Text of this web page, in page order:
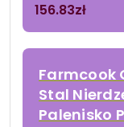
156.83zł
Farmcook
Stal
Palenisko